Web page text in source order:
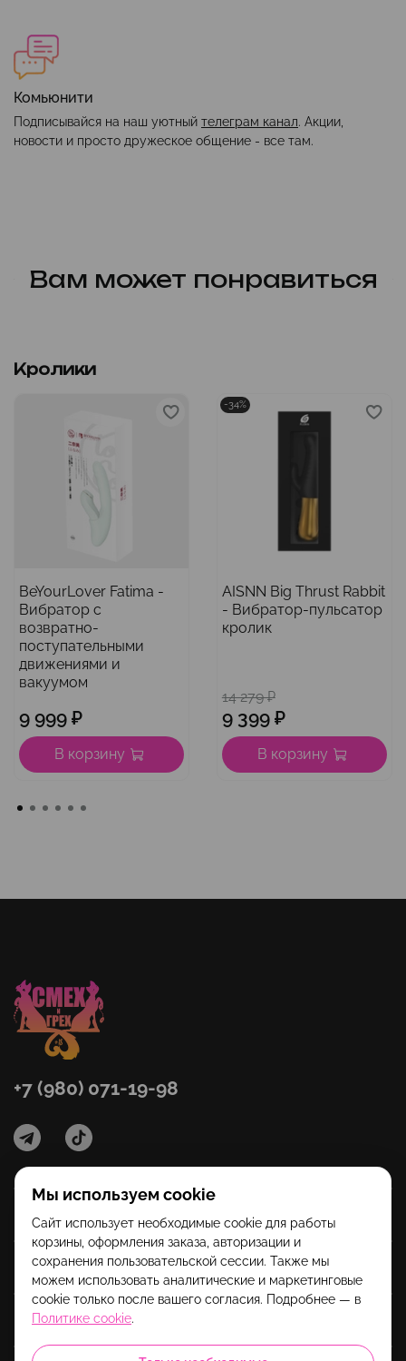
Комьюнити
Подписывайся на наш уютный телеграм канал. Акции,
новости и просто дружеское общение - все там.
Вам может понравиться
Кролики
BeYourLover Fatima -
Вибратор с
возвратно-
поступательными
движениями и
вакуумом
9 999 ₽
В корзину
-34%
AISNN Big Thrust Rabbit
- Вибратор-пульсатор
кролик
14 279 ₽
9 399 ₽
В корзину
Категории
Помощь
Информация
+7 (980) 071-19-98
Мы используем cookie
Сайт использует необходимые cookie для работы
корзины, оформления заказа, авторизации и
сохранения пользовательской сессии. Также мы
можем использовать аналитические и маркетинговые
cookie только после вашего согласия. Подробнее — в
Политике cookie.